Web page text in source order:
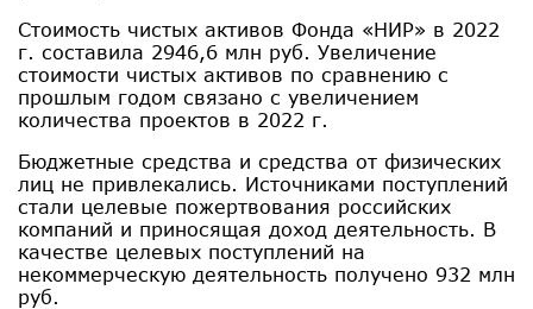
Стоимость чистых активов Фонда «НИР» в 2022
г. составила 2946,6 млн руб. Увеличение
стоимости чистых активов по сравнению с
прошлым годом связано с увеличением
количества проектов в 2022 г.
Бюджетные средства и средства от физических
лиц не привлекались. Источниками поступлений
стали целевые пожертвования российских
компаний и приносящая доход деятельность. В
качестве целевых поступлений на
некоммерческую деятельность получено 932 млн
руб.